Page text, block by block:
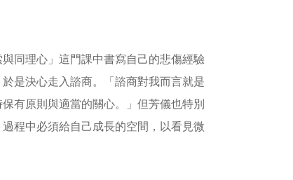
同理心」這門課中書寫自己的悲傷經驗
是決心走入諮商。「諮商對我而言就是
有原則與適當的關心。」但芳儀也特別
程中必須給自己成長的空間，以看見微